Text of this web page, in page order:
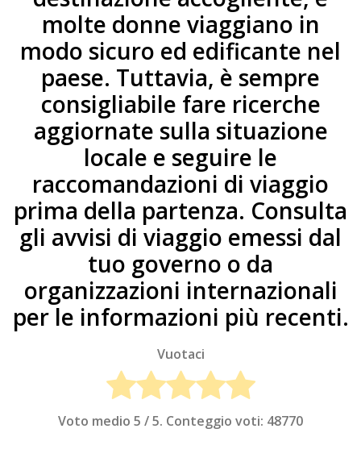
molte donne viaggiano in
modo sicuro ed edificante nel
paese. Tuttavia, è sempre
consigliabile fare ricerche
aggiornate sulla situazione
locale e seguire le
raccomandazioni di viaggio
prima della partenza. Consulta
gli avvisi di viaggio emessi dal
tuo governo o da
organizzazioni internazionali
per le informazioni più recenti.
Vuotaci
Voto medio 5 / 5. Conteggio voti: 48770